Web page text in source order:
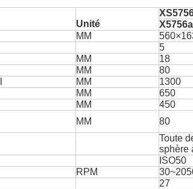
Unité
MM 560×
5
MM
18
MM
80
MM
1300
MM
650
MM
450
MM 80
Toute
sphère
ISO50
RPM 30~
27